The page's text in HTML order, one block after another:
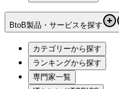
BtoB製品・サービスを探す
カテゴリーから探す
ランキングから探す
専門家一覧